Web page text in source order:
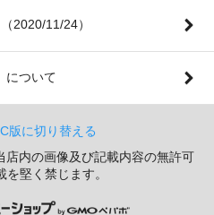
2020/11/24）
について
版に切り替える
内の画像及び記載内容の無許可
を堅く禁じます。